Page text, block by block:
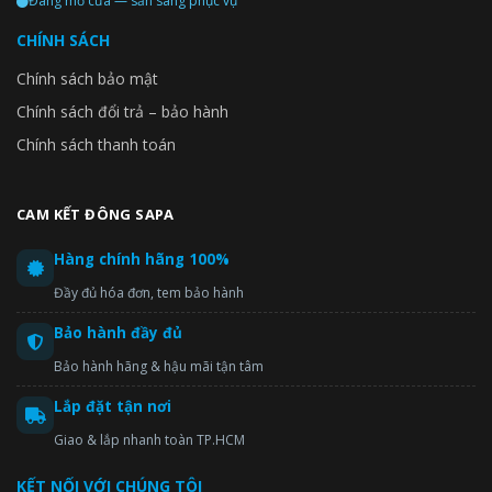
thừa hoặc thiếu.
*Lắp đặt dễ dàng và chất lượng cao
Chức năng tự động nạp môi chất lạnh sẽ tự động hóa việc nạp
một lượng môi chất lạnh thích hợp và đóng van chặn một cách
đơn giản bằng cách nhấn nút sau khi đã nạp trước.
CHÍNH SÁCH
Chính sách bảo mật
Chính sách đổi trả – bảo hành
Chính sách thanh toán
CAM KẾT ĐÔNG SAPA
Hàng chính hãng 100%
Đầy đủ hóa đơn, tem bảo hành
Bảo hành đầy đủ
Bảo hành hãng & hậu mãi tận tâm
Lắp đặt tận nơi
Giao & lắp nhanh toàn TP.HCM
KẾT NỐI VỚI CHÚNG TÔI